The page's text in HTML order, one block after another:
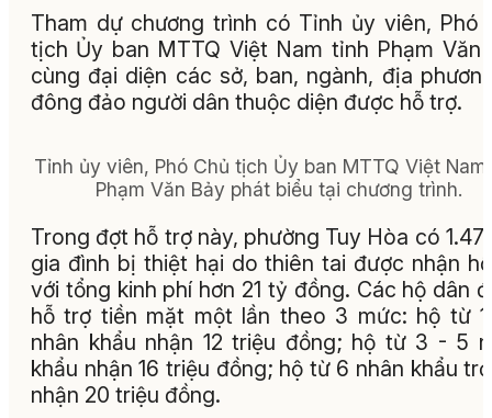
Tham dự chương trình có Tỉnh ủy viên, Phó
tịch Ủy ban MTTQ Việt Nam tỉnh Phạm Văn
cùng đại diện các sở, ban, ngành, địa
đông đảo người dân thuộc diện được hỗ trợ.
Tỉnh ủy viên, Phó Chủ tịch Ủy ban MTTQ Việt Nam
Phạm Văn Bảy phát biểu tại chương trình.
Trong đợt hỗ trợ này, phường Tuy Hòa có
gia đình bị thiệt hại do thiên tai được nhận
với tổng kinh phí hơn 21 tỷ đồng. Các hộ dân
hỗ trợ tiền mặt một lần theo 3 mức: hộ từ
nhân khẩu nhận 12 triệu đồng; hộ từ 3 - 5
khẩu nhận 16 triệu đồng; hộ từ 6 nhân khẩu
nhận 20 triệu đồng.